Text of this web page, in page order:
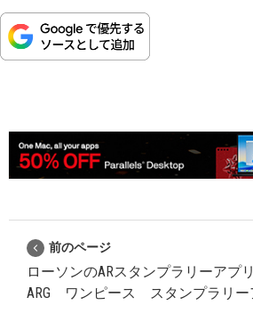
前のページ
ローソンのARスタンプラリーアプ
ARG ワンピース スタンプラリー